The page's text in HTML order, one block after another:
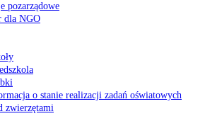
pozarządowe
dla NGO
o stanie realizacji zadań oświatowych
zwierzętami